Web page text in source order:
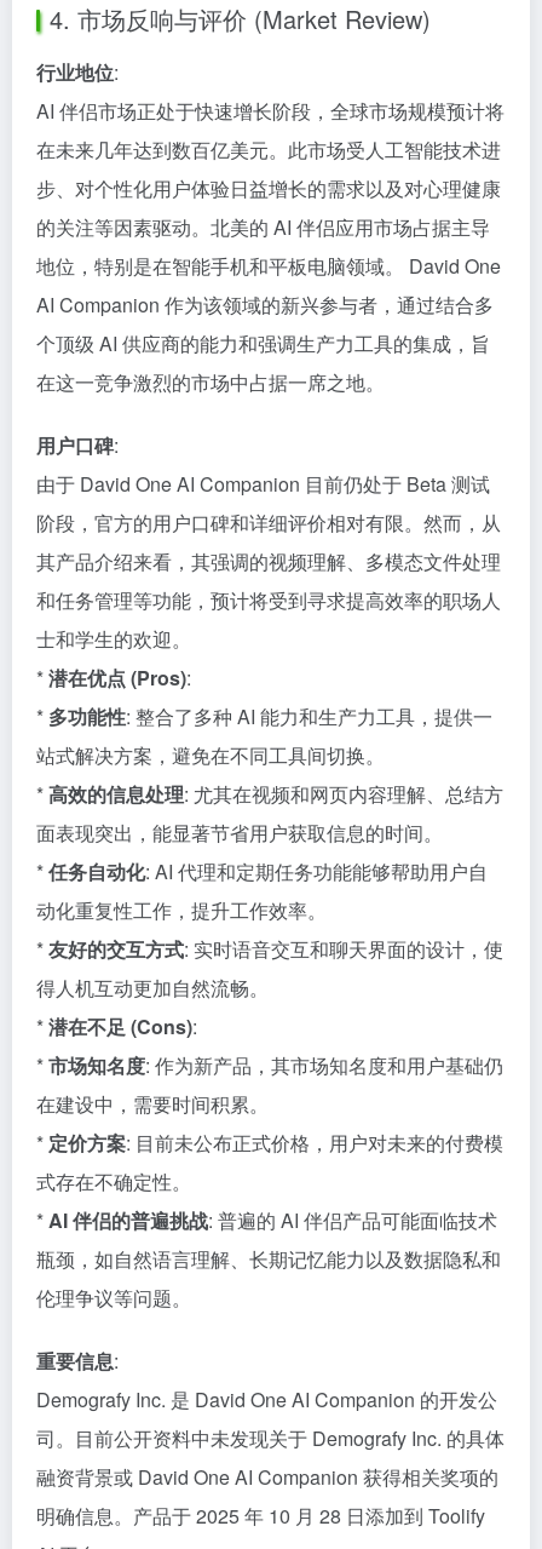
4. 市场反响与评价 (Market Review)
行业地位:
AI 伴侣市场正处于快速增长阶段，全球市场规模预计将
在未来几年达到数百亿美元。此市场受人工智能技术进
步、对个性化用户体验日益增长的需求以及对心理健康
的关注等因素驱动。北美的 AI 伴侣应用市场占据主导
地位，特别是在智能手机和平板电脑领域。 David One
AI Companion 作为该领域的新兴参与者，通过结合多
个顶级 AI 供应商的能力和强调生产力工具的集成，旨
在这一竞争激烈的市场中占据一席之地。
用户口碑:
由于 David One AI Companion 目前仍处于 Beta 测试
阶段，官方的用户口碑和详细评价相对有限。然而，从
其产品介绍来看，其强调的视频理解、多模态文件处理
和任务管理等功能，预计将受到寻求提高效率的职场人
士和学生的欢迎。
*潜在优点 (Pros):
* 多功能性: 整合了多种 AI 能力和生产力工具，提供一
站式解决方案，避免在不同工具间切换。
*高效的信息处理: 尤其在视频和网页内容理解、总结方
面表现突出，能显著节省用户获取信息的时间。
*任务自动化: AI 代理和定期任务功能能够帮助用户自
动化重复性工作，提升工作效率。
*友好的交互方式: 实时语音交互和聊天界面的设计，使
得人机互动更加自然流畅。
*潜在不足 (Cons):
*市场知名度: 作为新产品，其市场知名度和用户基础仍
在建设中，需要时间积累。
* 定价方案: 目前未公布正式价格，用户对未来的付费模
式存在不确定性。
*AI 伴侣的普遍挑战: 普遍的 AI 伴侣产品可能面临技术
瓶颈，如自然语言理解、长期记忆能力以及数据隐私和
伦理争议等问题。
重要信息:
Demografy Inc. 是 David One AI Companion 的开发公
司。目前公开资料中未发现关于 Demografy Inc. 的具体
融资背景或 David One AI Companion 获得相关奖项的
明确信息。产品于 2025 年 10 月 28 日添加到 Toolify